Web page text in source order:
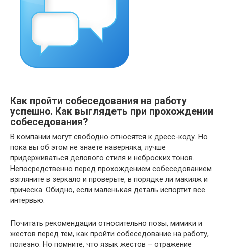
Как пройти собеседования на работу
успешно. Как выглядеть при прохождении
собеседования?
В компании могут свободно относятся к дресс-коду. Но
пока вы об этом не знаете наверняка, лучше
придерживаться делового стиля и неброских тонов.
Непосредственно перед прохождением собеседованием
взгляните в зеркало и проверьте, в порядке ли макияж и
прическа. Обидно, если маленькая деталь испортит все
интервью.
Почитать рекомендации относительно позы, мимики и
жестов перед тем, как пройти собеседование на работу,
полезно. Но помните, что язык жестов – отражение